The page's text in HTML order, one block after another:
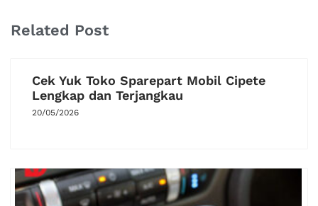
Related Post
Cek Yuk Toko Sparepart Mobil Cipete
Lengkap dan Terjangkau
20/05/2026